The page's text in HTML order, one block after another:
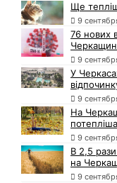
Ще
9
76 нових
9
У
9
На
9
В 2,5
на
9